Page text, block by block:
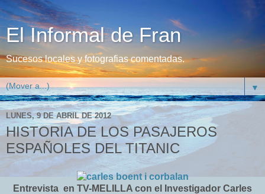
El Informal de Fran
Sucesos locales y fotografias comentadas.
▼
LUNES, 9 DE ABRIL DE 2012
HISTORIA DE LOS PASAJEROS
ESPAÑOLES DEL TITANIC
Entrevista en TV-MELILLA con el Investigador Carles